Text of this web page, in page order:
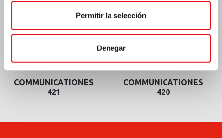
Permitir la selección
Denegar
COMMUNICATIONES
421
COMMUNICATIONES
420